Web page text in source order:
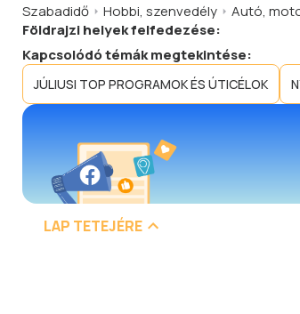
Szabadidő
Hobbi, szenvedély Autó,
Földrajzi helyek felfedezése:
Kapcsolódó témák megtekintése:
JÚLIUSI TOP PROGRAMOK ÉS ÚTICÉLOK
LAP TETEJÉRE